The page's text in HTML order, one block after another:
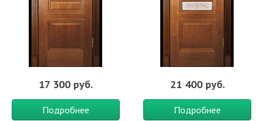
17 300 руб.
Подробнее
21 400 руб.
Подробнее